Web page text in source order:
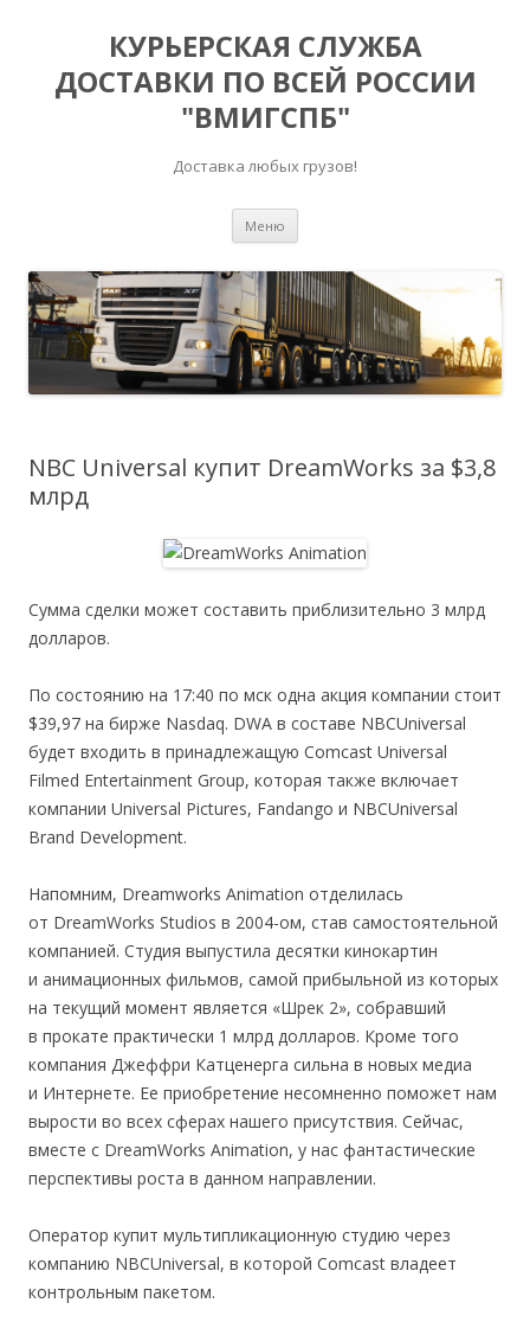
КУРЬЕРСКАЯ СЛУЖБА
ДОСТАВКИ ПО ВСЕЙ РОССИИ
"ВМИГСПБ"
Доставка любых грузов!
Меню
NBC Universal купит DreamWorks за $3,8
млрд
Сумма сделки может составить приблизительно 3 млрд
долларов.
По состоянию на 17:40 по мск одна акция компании стоит
$39,97 на бирже Nasdaq. DWA в составе NBCUniversal
будет входить в принадлежащую Comcast Universal
Filmed Entertainment Group, которая также включает
компании Universal Pictures, Fandango и NBCUniversal
Brand Development.
Напомним, Dreamworks Animation отделилась
от DreamWorks Studios в 2004-ом, став самостоятельной
компанией. Студия выпустила десятки кинокартин
и анимационных фильмов, самой прибыльной из которых
на текущий момент является «Шрек 2», собравший
в прокате практически 1 млрд долларов. Кроме того
компания Джеффри Катценерга сильна в новых медиа
и Интернете. Ее приобретение несомненно поможет нам
вырости во всех сферах нашего присутствия. Сейчас,
вместе с DreamWorks Animation, у нас фантастические
перспективы роста в данном направлении.
Оператор купит мультипликационную студию через
компанию NBCUniversal, в которой Comcast владеет
контрольным пакетом.